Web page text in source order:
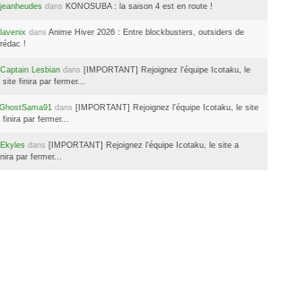
jeanheudes dans KONOSUBA : la saison 4 est en route !
lavenix dans Anime Hiver 2026 : Entre blockbusters, outsiders de
!
Captain Lesbian dans [IMPORTANT] Rejoignez l'équipe Icotaku, le
finira par fermer...
GhostSama91 dans [IMPORTANT] Rejoignez l'équipe Icotaku, le site
par fermer...
Ekyles dans [IMPORTANT] Rejoignez l'équipe Icotaku, le site a
par fermer...